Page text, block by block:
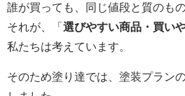
誰が買っても、同じ値段と質のも
それが、「 選びやすい商品・買い
私たちは考えています。
そのため塗り達では、塗装プラン